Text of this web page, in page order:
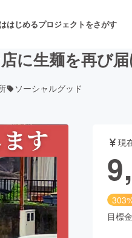
はじめるプロジェクトをさがす
舞台・パフォーマン
フード・飲食店
アニメ・漫画
に生麺を再び
ソーシャルグッド
現
目標